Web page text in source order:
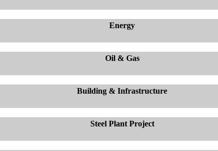
Energy
Oil & Gas
Building & Infrastructure
Steel Plant Project